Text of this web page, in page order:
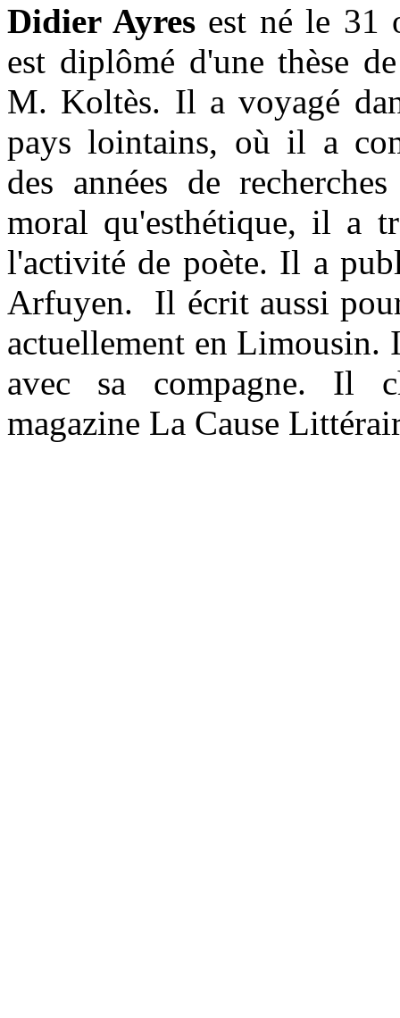
Didier Ayresest né le 31
est diplômé d'une thèse
M. Koltès. Il a voyagé
pays lointains, où il a
des années de
moral qu'esthétique, il a
l'activité de poète. Il a
Arfuyen. Il écrit aussi
actuellement en
avec sa compagne. Il
magazine La Cause